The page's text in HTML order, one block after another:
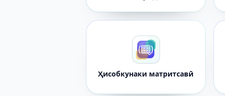
Ҳисобкунаки матритсавӣ